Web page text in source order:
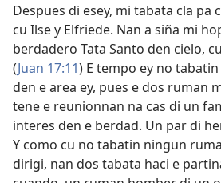
Despues di esey, mi tabata cla pa
cu Ilse y Elfriede. Nan a siña mi
berdadero Tata Santo den cielo,
(Juan 17:11) E tempo ey no
den e area ey, pues e dos ruman
tene e reunionnan na cas di un
interes den e berdad. Un par di
Y como cu no tabatin ningun
dirigi, nan dos tabata haci e